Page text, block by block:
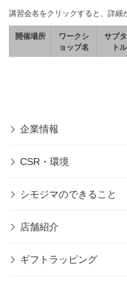
講習会名をクリックすると、詳細
開催場所
ワークシ
ョップ名
サブ
トル
企業情報
CSR・環境
シモジマのできること
店舗紹介
ギフトラッピング